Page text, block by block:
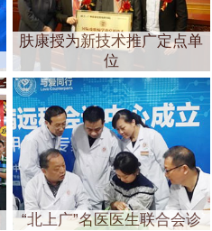
肤康授为新技术推广定点单
位
“北上广”名医医生联合会诊